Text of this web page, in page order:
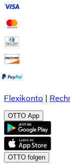
Flexikonto
OTTO App
OTTO folgen